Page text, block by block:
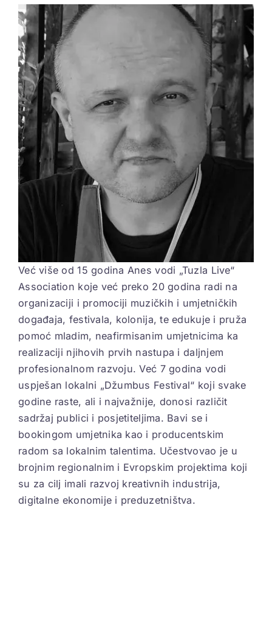
BEZ STRAHA
View
Larger
Image
Već više od 15 godina Anes vodi „Tuzla Live“
Association koje već preko 20 godina radi na
organizaciji i promociji muzičkih i umjetničkih
događaja, festivala, kolonija, te edukuje i pruža
pomoć mladim, neafirmisanim umjetnicima ka
realizaciji njihovih prvih nastupa i daljnjem
profesionalnom razvoju. Već 7 godina vodi
uspješan lokalni „Džumbus Festival“ koji svake
godine raste, ali i najvažnije, donosi različit
sadržaj publici i posjetiteljima. Bavi se i
bookingom umjetnika kao i producentskim
radom sa lokalnim talentima. Učestvovao je u
brojnim regionalnim i Evropskim projektima koji
su za cilj imali razvoj kreativnih industrija,
digitalne ekonomije i preduzetništva.